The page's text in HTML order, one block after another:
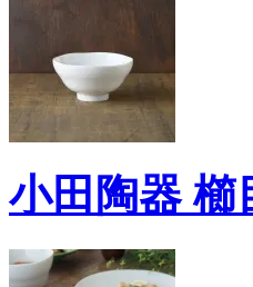
小田陶器 櫛